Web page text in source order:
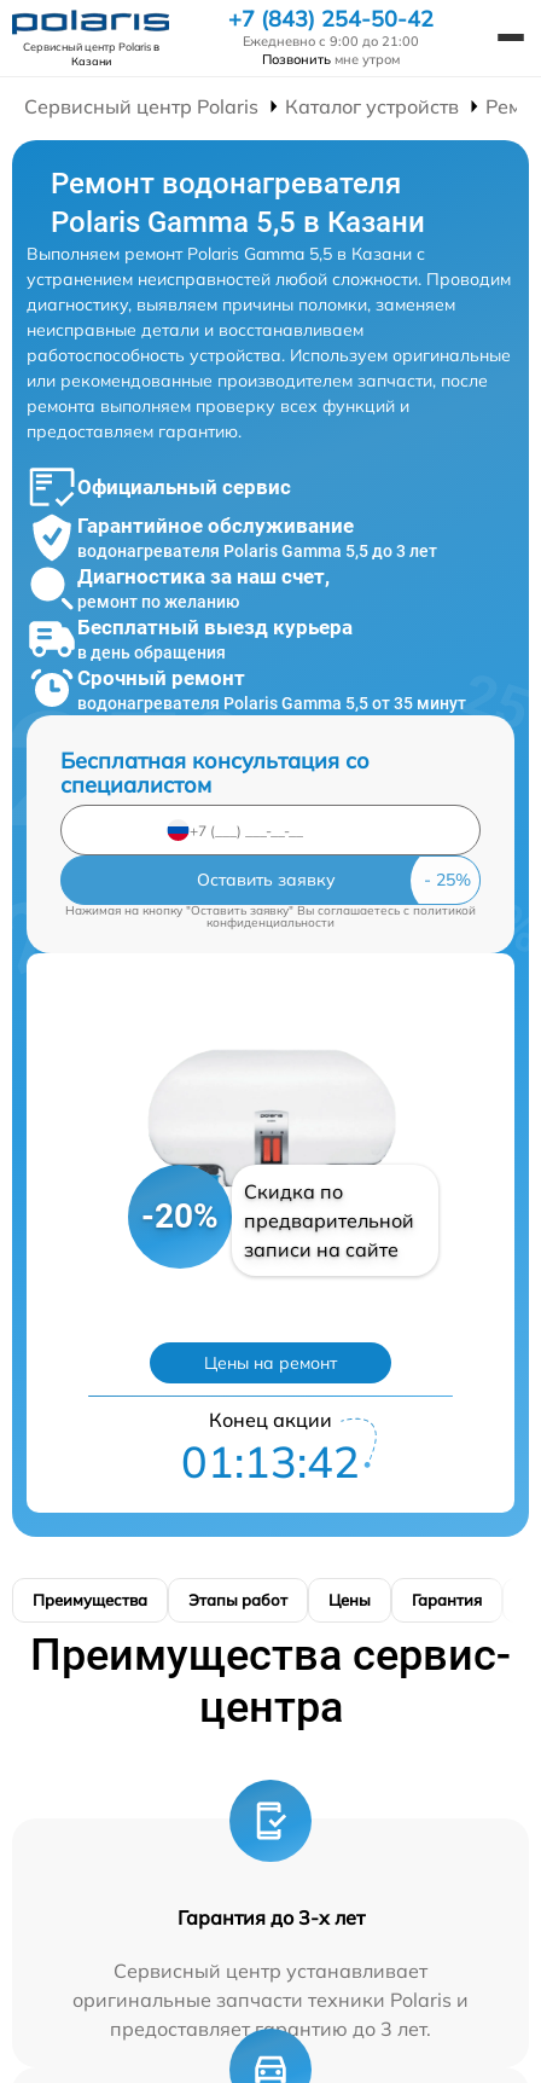
Сервисный центр Polarisв
Казани
+7 (843) 254-50-42
Ежедневно с 9:00 до 21:00
Позвонить мне утром
Сервисный центр Polaris Каталог устройств
Ремонт водонагревателя
Polaris Gamma 5,5 в Казани
Выполняем ремонт Polaris Gamma 5,5 в Казани с
устранением неисправностей любой сложности. Проводим
диагностику, выявляем причины поломки, заменяем
неисправные детали и восстанавливаем
работоспособность устройства. Используем оригинальные
или рекомендованные производителем запчасти, после
ремонта выполняем проверку всех функций и
предоставляем гарантию.
Официальный сервис
Гарантийное обслуживание
водонагревателя Polaris Gamma 5,5 до 3 лет
Диагностика за наш счет,
ремонт по желанию
Бесплатный выезд курьера
в день обращения
Срочный ремонт
водонагревателя Polaris Gamma 5,5 от 35 минут
Бесплатная консультация со
специалистом
Оставить заявку
Нажимая на кнопку "Оставить заявку" Вы соглашаетесь cполитикой
конфиденциальности
-20%
Скидка по
предварительной
записи на сайте
Цены на ремонт
Конец акции
01:13:41
Преимущества Этапы работ Цены Гарантия
Преимущества сервис-
центра
Гарантия до 3-х лет
Сервисный центр устанавливает
оригинальные запчасти техники Polaris и
предоставляет гарантию до 3 лет.